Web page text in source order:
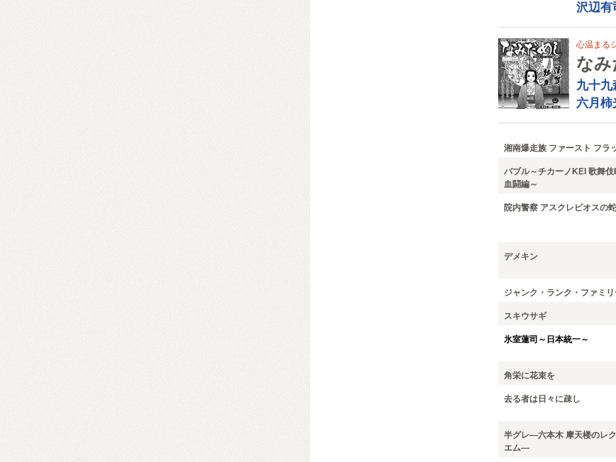
沢辺有
心温まる
なみ
九十九
六月柿
湘南爆走族 ファースト フラ
バブル～チカーノKEI 歌舞伎
血闘編～
院内警察 アスクレピオスの蛇
デメキン
ジャンク・ランク・ファミ
スキウサギ
氷室蓮司～日本統一～
角栄に花束を
去る者は日々に疎し
半グレ―六本木 摩天楼のレ
エム―